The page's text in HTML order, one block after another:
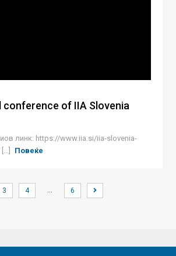
of IIA Slovenia
линк: https://www.iia.si/iia-slovenia-
Повеќе
3 4 … 6